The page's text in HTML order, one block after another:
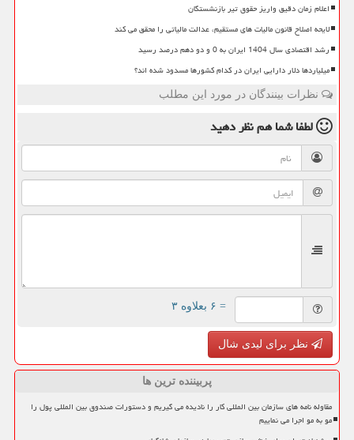
اعلام زمان دقیق واریز حقوق تیر بازنشستگان
لایحه اصلاح قانون مالیات های مستقیم، عدالت مالیاتی را محقق می کند
رشد اقتصادی سال 1404 ایران به 0 و دو دهم درصد رسید
میلیاردها دلار دارایی ایران در کدام کشورها مسدود شده اند؟
نظرات بینندگان در مورد این مطلب
لطفا شما همنظر دهید
= ۶ بعلاوه ۳
نظر برای لیدی شال
پربیننده ترین ها
مقاوله نامه های سازمان بین المللی کار را نادیده می گیریم و دستورات صندوق بین المللی پول را
مو به مو اجرا می نماییم